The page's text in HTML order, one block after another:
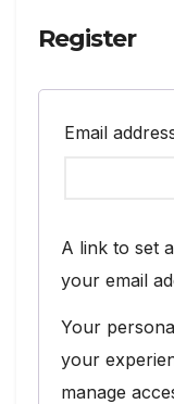
Register
Email
A link to set
your email
Your
your
manage